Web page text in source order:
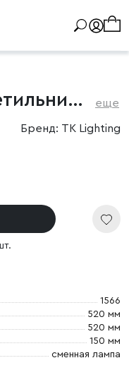
Потолочный светильник с тканевым абажуром еще
Бренд: TK Lighting
1566
520 мм
520 мм
150 мм
сменная лампа